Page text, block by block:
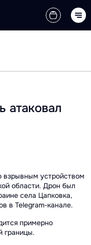
атаковал
взрывным устройством
области. Дрон был
села Цапковка,
в Telegram-канале.
примерно
границы.